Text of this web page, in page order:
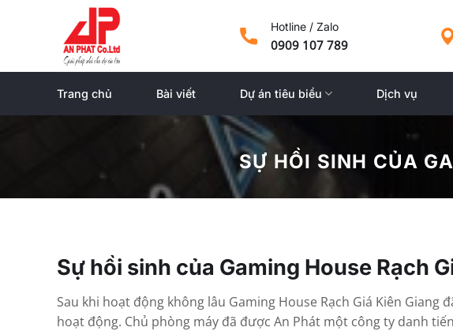
Hotline / Zalo
0909 107 789
Trang chủ Bài viết Dự án tiêu biểu Dịch vụ
SỰ HỒI SINH CỦA
Sự hồi sinh của Gaming House Rạch
Sau khi hoạt động không lâu Gaming House Rạch Giá Kiên
hoạt động. Chủ phòng máy đã được An Phát một công ty danh